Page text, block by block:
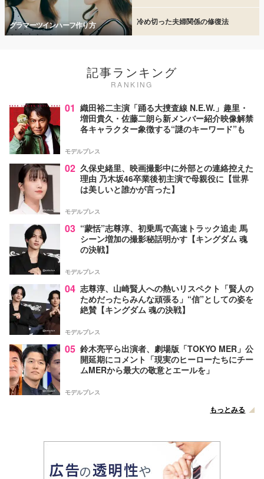
グラマーツインハーフ作り方 冷め切った夫婦関係の修復法
記事ランキング
RANKING
01 織田裕二主演「踊る大捜査線 N.E.W.」趣里・
増田貴久・佐藤二朗ら新メンバー紹介映像解禁
各キャラクター象徴する“謎のキーワード”も
モデルプレス
02 久保史緒里、映画撮影中に外部との連絡控えた
理由 乃木坂46卒業後初主演で母親役に【世界
は美しいと誰かが言った】
モデルプレス
03 “蒙恬”志尊淳、初乗馬で高速トラック追走 馬
シーン増加の撮影秘話明かす【キングダム 魂
の決戦】
モデルプレス
04 志尊淳、山崎賢人への熱いリスペクト「賢人の
ためだったらみんな頑張る」“信”としての姿を
絶賛【キングダム 魂の決戦】
モデルプレス
05 鈴木亮平ら出演者、劇場版「TOKYO MER」公
開延期にコメント「現実のヒーローたちにチー
ムMERから最大の敬意とエールを」
モデルプレス
もっとみる